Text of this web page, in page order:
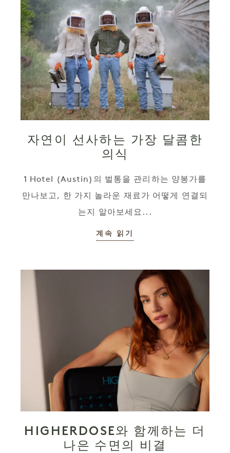
자연이 선사하는 가장 달콤한
의식
1 Hotel (Austin)의 벌통을 관리하는 양봉가를
만나보고, 한 가지 놀라운 재료가 어떻게 연결되
는지 알아보세요...
계속 읽기
HIGHERDOSE와 함께하는 더
나은 수면의 비결